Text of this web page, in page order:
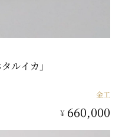
ルイカ」
金工
¥ 660,000